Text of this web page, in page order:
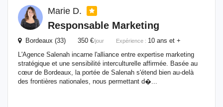
Marie D.
Responsable Marketing
Bordeaux (33) 350 €/jour Expérience : 10 ans et +
L'Agence Salenah incarne l'alliance entre expertise marketing
stratégique et une sensibilité interculturelle affirmée. Basée au
cœur de Bordeaux, la portée de Salenah s'étend bien au-delà
des frontières nationales, nous permettant d�...